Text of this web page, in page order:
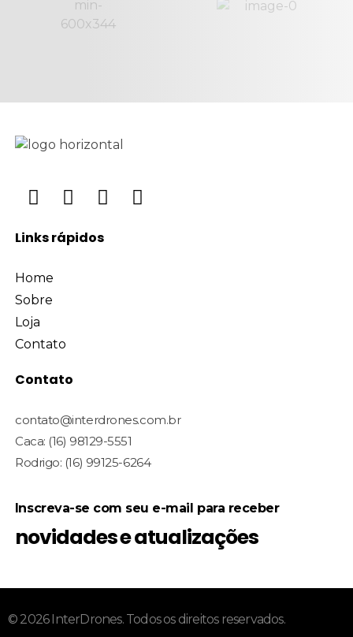
Links rápidos
Home
Sobre
Loja
Contato
Contato
contato@interdrones.com.br
Caca: (16) 98129-5551
Rodrigo: (16) 99125-6264
Inscreva-se com seu e-mail para receber
novidades e atualizações
© 2026 InterDrones. Todos os direitos reservados.